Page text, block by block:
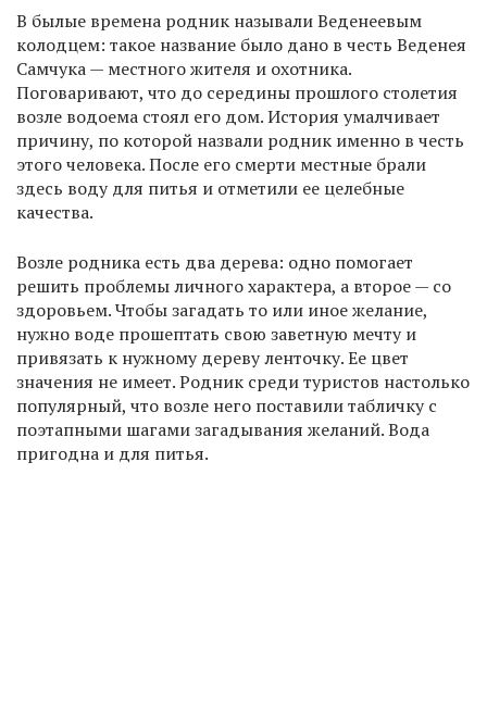
В былые времена родник называли Веденеевым
колодцем: такое название было дано в честь Веденея
Самчука — местного жителя и охотника.
Поговаривают, что до середины прошлого столетия
возле водоема стоял его дом. История умалчивает
причину, по которой назвали родник именно в честь
этого человека. После его смерти местные брали
здесь воду для питья и отметили ее целебные
качества.
Возле родника есть два дерева: одно помогает
решить проблемы личного характера, а второе — со
здоровьем. Чтобы загадать то или иное желание,
нужно воде прошептать свою заветную мечту и
привязать к нужному дереву ленточку. Ее цвет
значения не имеет. Родник среди туристов настолько
популярный, что возле него поставили табличку с
поэтапными шагами загадывания желаний. Вода
пригодна и для питья.